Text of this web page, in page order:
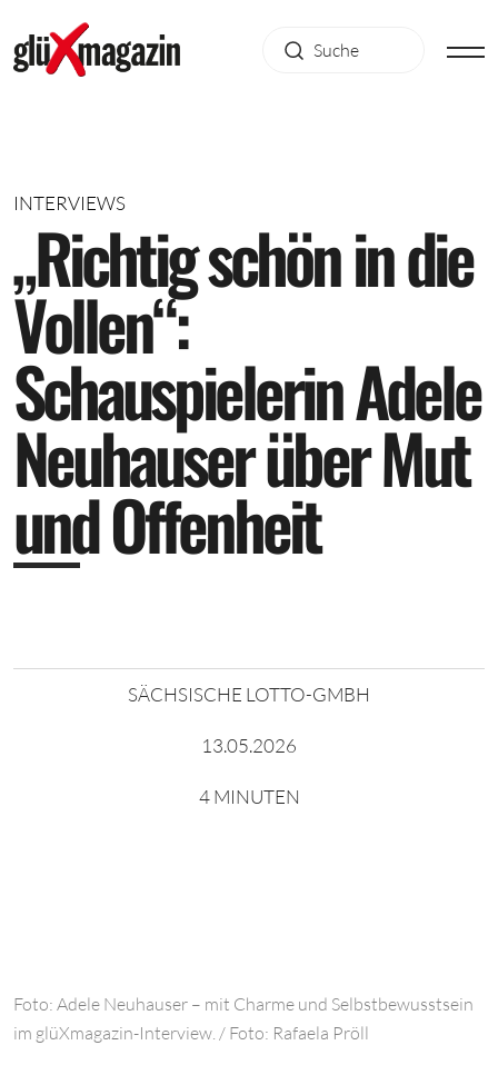
INTERVIEWS
„Richtigschönindie
Vollen“:
SchauspielerinAdele
NeuhauserüberMut
undOffenheit
SÄCHSISCHE LOTTO-GMBH
13.05.2026
4 MINUTEN
Foto: Adele Neuhauser – mit Charme und Selbstbewusstsein
im glüXmagazin-Interview. / Foto: Rafaela Pröll